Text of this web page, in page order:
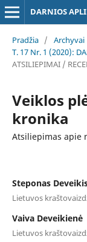
DARNIOS
Pradžia / Archyvai
T. 17 Nr. 1 (2020):
ATSILIEPIMAI /
Veiklos
kronika
Atsiliepimas apie
Steponas
Lietuvos
Vaiva Deveikienė
Lietuvos